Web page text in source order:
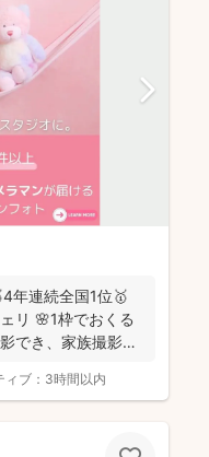
年連続全国1位🥇
リ 🌸1枠でおくる
でき、家族撮影お
ブ： 3時間以内